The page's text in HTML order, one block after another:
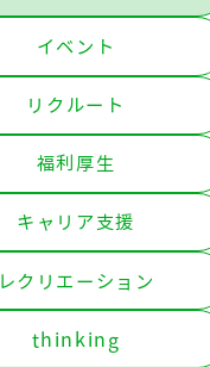
イベント
リクルート
福利厚生
キャリア支援
レクリエーション
thinking